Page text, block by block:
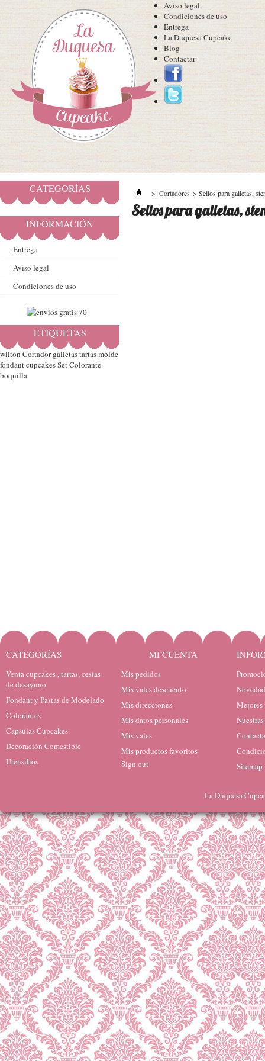
Aviso legal
Condiciones de uso
Entrega
La Duquesa Cupcake
Blog
Contactar
CATEGORÍAS
INFORMACIÓN
Entrega
Aviso legal
Condiciones de uso
ETIQUETAS
wilton Cortador galletastartasmolde
fondantcupcakesSetColorante
boquilla
> Cortadores > Sellos para galletas,
Sellos para galletas,
CATEGORÍAS
Venta cupcakes , tartas, cestas
de desayuno
Fondant y Pastas de Modelado
Colorantes
Capsulas Cupcakes
Decoración Comestible
Utensilios
MI CUENTA
Mis pedidos
Mis vales descuento
Mis direcciones
Mis datos personales
Mis vales
Mis productos favoritos
Sign out
Mejores
Sitemap
La Duquesa